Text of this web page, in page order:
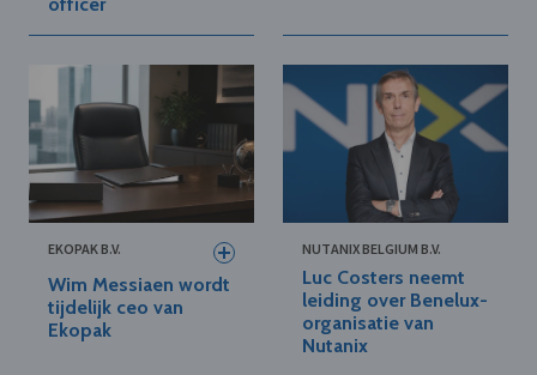
EKOPAK B.V.
Wim Messiaen wordt
tijdelijk ceo van
Ekopak
NUTANIX BELGIUM B.V.
Luc Costers neemt
leiding over Benelux-
organisatie van
Nutanix